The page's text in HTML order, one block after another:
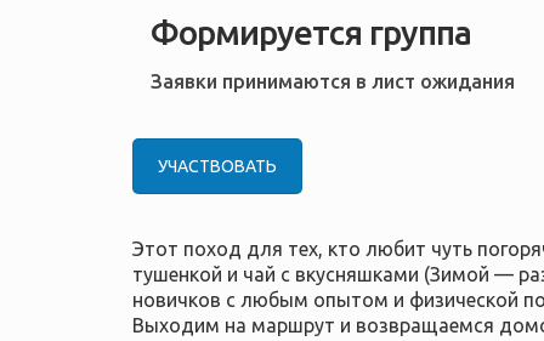
Формируется группа
Заявки принимаются в лист ожидания
УЧАСТВОВАТЬ
Этот поход для тех, кто любит чуть
тушенкой и чай с вкусняшками (Зимой —
новичков с любым опытом и физической
Выходим на маршрут и возвращаемся